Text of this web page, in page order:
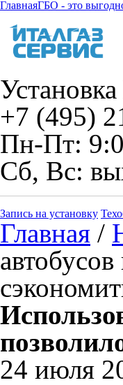
ГлавнаяГБО - это
+7 (495)
Пн-Пт:
Сб, Вс:
Запись на установку
Главная /
24 июля